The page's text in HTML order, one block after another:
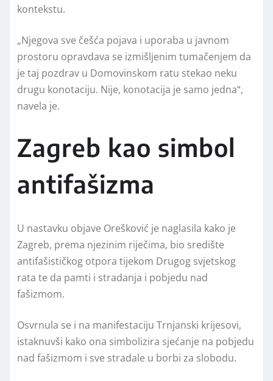
kontekstu.
„Njegova sve češća pojava i uporaba u javnom
prostoru opravdava se izmišljenim tumačenjem da
je taj pozdrav u Domovinskom ratu stekao neku
drugu konotaciju. Nije, konotacija je samo jedna“,
navela je.
Zagreb kao simbol
antifašizma
U nastavku objave Orešković je naglasila kako je
Zagreb, prema njezinim riječima, bio središte
antifašističkog otpora tijekom Drugog svjetskog
rata te da pamti i stradanja i pobjedu nad
fašizmom.
Osvrnula se i na manifestaciju Trnjanski krijesovi,
istaknuvši kako ona simbolizira sjećanje na pobjedu
nad fašizmom i sve stradale u borbi za slobodu.